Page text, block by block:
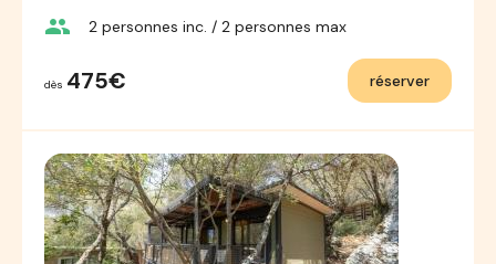
group 2 personnes inc. / 2 personnes max
dès 475€ réserver